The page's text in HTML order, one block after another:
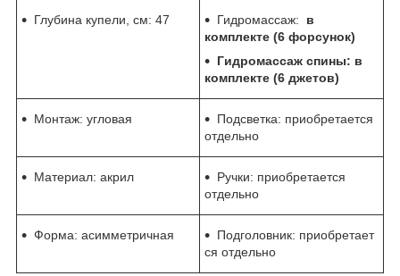
Глубина купели, см: 47 Гидромассаж: в
комплекте (6 форсунок)
Гидромассаж спины: в
комплекте (6 джетов)
Монтаж: угловая
Подсветка: приобретается
отдельно
Материал: акрил
Ручки: приобретается
отдельно
Форма: асимметричная
Подголовник: приобретает
ся отдельно